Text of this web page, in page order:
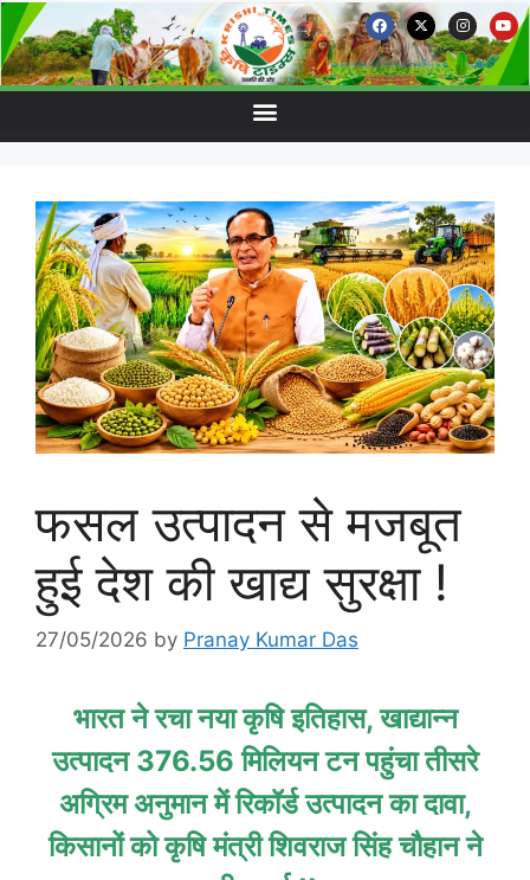
फसल उत्पादन से मजबूत
हुई देश की खाद्य सुरक्षा !
27/05/2026 by Pranay Kumar Das
भारत ने रचा नया कृषि इतिहास, खाद्यान्न
उत्पादन 376.56 मिलियन टन पहुंचातीसरे
अग्रिम अनुमान में रिकॉर्ड उत्पादन का दावा,
किसानों को कृषि मंत्री शिवराज सिंह चौहान ने